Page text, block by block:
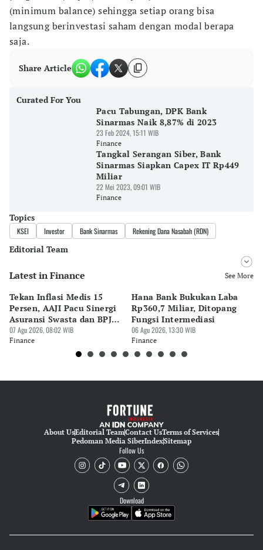
(minimum balance) sehingga setiap orang bisa
langsung berinvestasi saham dengan modal berapa
saja.
Share Article
Curated For You
Pacu Tabungan, DPK Bank
Sinarmas Naik 8,87% di 2023
23 Feb 2024, 15:11 WIB
Finance
Tangkal Serangan Siber, Bank
Sinarmas Siapkan Capex IT Rp449
Miliar
22 Mei 2023, 09:01 WIB
Finance
Topics
KSEI Investor Bank Sinarmas Rekening Dana Nasabah (RDN)
Editorial Team
Editor
Editor
Suheriadi .
Latest in Finance See More
Tekan Inflasi Medis 15
Persen, AAJI Pacu Sinergi
Asuransi Swasta dan BPJS
Kesehatan
07 Agu 2026, 08:02 WIB
Finance
Hana Bank Bukukan Laba
Rp360,7 Miliar, Ditopang
Fungsi Intermediasi
06 Agu 2026, 13:30 WIB
Finance
About UsEditorial TeamContact UsTerms of Services
Pedoman Media SiberIndexSitemap
Follow Us
Download